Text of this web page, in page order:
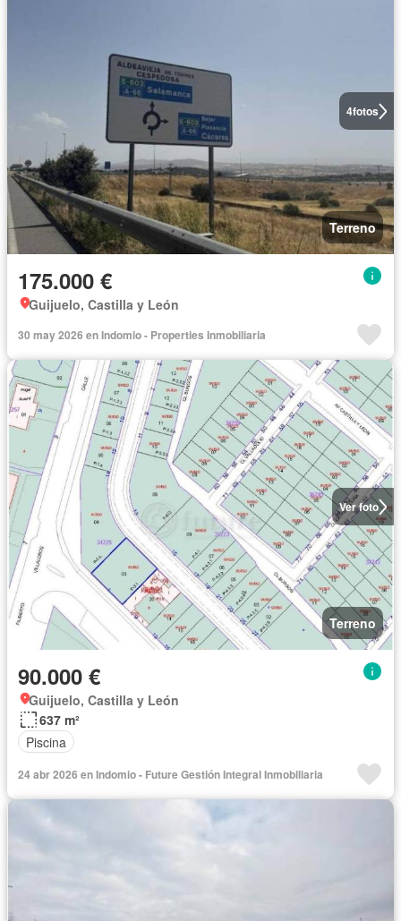
4fotos
Terreno
175.000 €
Guijuelo, Castilla y León
30 may 2026 en Indomio - Properties Inmobiliaria
Ver foto
Terreno
90.000 €
Guijuelo, Castilla y León
637 m²
Piscina
24 abr 2026 en Indomio - Future Gestión Integral Inmobiliaria